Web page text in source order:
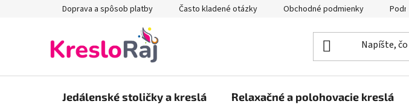
Doprava a spôsob platby Často kladené otázky Obchodné podmienky
Jedálenské stoličky a kreslá Relaxačné a polohovacie kreslá